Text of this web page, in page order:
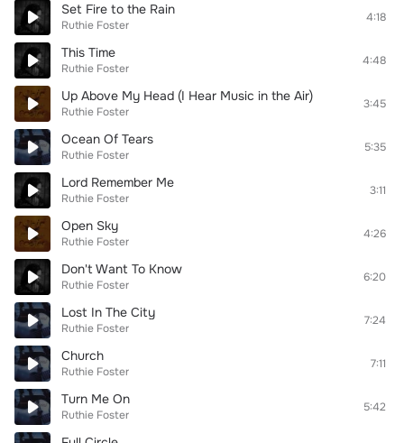
Set Fire to the Rain
Ruthie Foster
4:18
This Time
Ruthie Foster
4:48
Up Above My Head (I Hear Music in the Air)
Ruthie Foster
3:45
Ocean Of Tears
Ruthie Foster
5:35
Lord Remember Me
Ruthie Foster
3:11
Open Sky
Ruthie Foster
4:26
Don't Want To Know
Ruthie Foster
6:20
Lost In The City
Ruthie Foster
7:24
Church
Ruthie Foster
7:11
Turn Me On
Ruthie Foster
5:42